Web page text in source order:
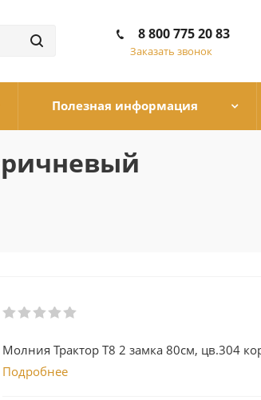
8 800 775 20 83
Заказать звонок
Полезная информация
Молния Трактор Т8 2 замка 80см, цв.304
Подробнее